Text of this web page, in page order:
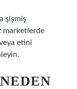
şişmiş
marketlerde
etini